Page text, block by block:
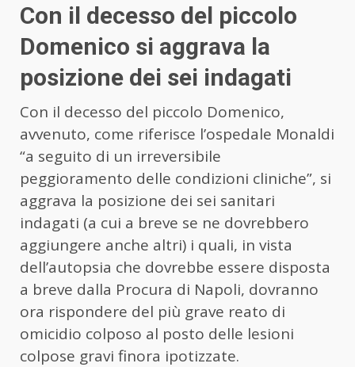
Con il decesso del piccolo
Domenico si aggrava la
posizione dei sei indagati
Con il decesso del piccolo Domenico,
avvenuto, come riferisce l’ospedale Monaldi
“a seguito di un irreversibile
peggioramento delle condizioni cliniche”, si
aggrava la posizione dei sei sanitari
indagati (a cui a breve se ne dovrebbero
aggiungere anche altri) i quali, in vista
dell’autopsia che dovrebbe essere disposta
a breve dalla Procura di Napoli, dovranno
ora rispondere del più grave reato di
omicidio colposo al posto delle lesioni
colpose gravi finora ipotizzate.